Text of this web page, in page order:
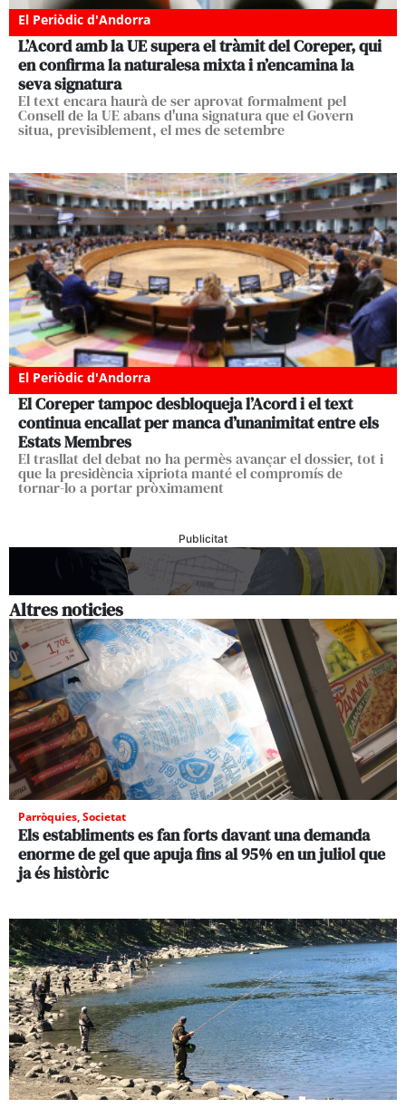
El Periòdic d'Andorra
L’Acord amb la UE supera el tràmit del Coreper, qui
en confirma la naturalesa mixta i n’encamina la
seva signatura
El text encara haurà de ser aprovat formalment pel
Consell de la UE abans d'una signatura que el Govern
situa, previsiblement, el mes de setembre
El Periòdic d'Andorra
El Coreper tampoc desbloqueja l’Acord i el text
continua encallat per manca d’unanimitat entre els
Estats Membres
El trasllat del debat no ha permès avançar el dossier, tot i
que la presidència xipriota manté el compromís de
tornar-lo a portar pròximament
Publicitat
Altres noticies
Parròquies,Societat
Els establiments es fan forts davant una demanda
enorme de gel que apuja fins al 95% en un juliol que
ja és històric